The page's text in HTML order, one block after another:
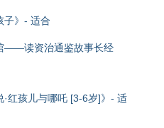
子》- 适合
——读资治通鉴故事长经
红孩儿与哪吒 [3-6岁]》- 适